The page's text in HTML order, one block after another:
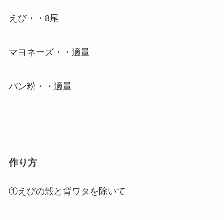
えび・・8尾
マヨネーズ・・適量
パン粉・・適量
作り方
①えびの殻と背ワタを除いて